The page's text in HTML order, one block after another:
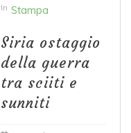
In Stampa
Siria ostaggio
della guerra
tra sciiti e
sunniti